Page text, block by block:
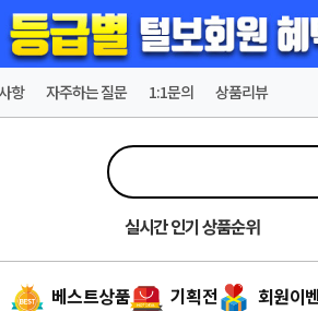
항 자주하는 질문 1:1문의 상품리뷰
실시간인기 상품순위
베스트상품 기획전 회원이